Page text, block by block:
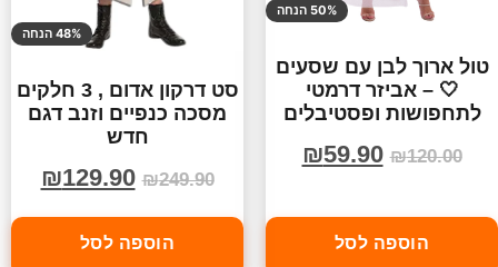
50% הנחה
טול ארוך לבן עם שסעים
🤍 – אביזר דרמטי
לתחפושות ופסטיבלים
₪120.00
₪59.90
הוספה לסל
48% הנחה
סט דרקון אדום , 3 חלקים
מסכה כנפיים וזנב דגם
חדש
₪249.90
₪129.90
הוספה לסל